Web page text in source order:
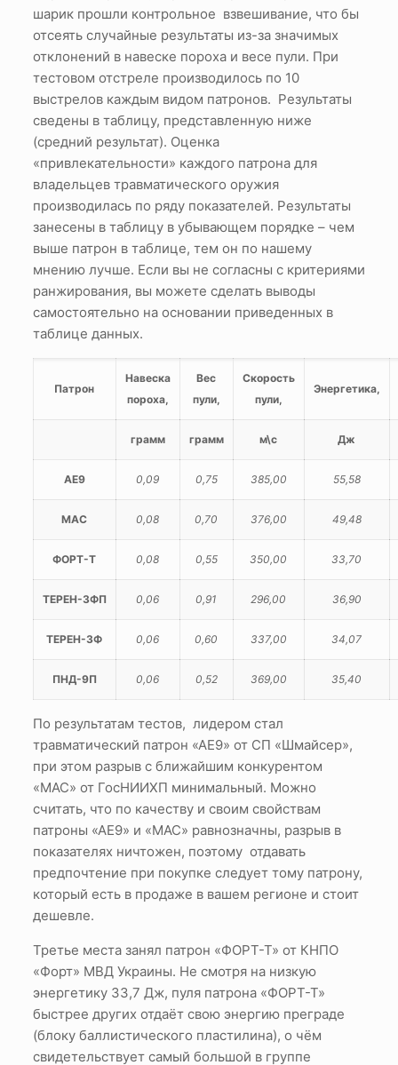
шарик прошли контрольное взвешивание, что бы
отсеять случайные результаты из-за значимых
отклонений в навеске пороха и весе пули. При
тестовом отстреле производилось по 10
выстрелов каждым видом патронов. Результаты
сведены в таблицу, представленную ниже
(средний результат). Оценка
«привлекательности» каждого патрона для
владельцев травматического оружия
производилась по ряду показателей. Результаты
занесены в таблицу в убывающем порядке – чем
выше патрон в таблице, тем он по нашему
мнению лучше. Если вы не согласны с критериями
ранжирования, вы можете сделать выводы
самостоятельно на основании приведенных в
таблице данных.
Патрон
Навеска
пороха,
Вес
пули,
Скорость
пули,
Энергетика,
грамм грамм м\с Дж
АЕ9 0,09 0,75 385,00 55,58
МАС 0,08 0,70 376,00 49,48
ФОРТ-Т 0,08 0,55 350,00 33,70
ТЕРЕН-3ФП 0,06 0,91 296,00 36,90
ТЕРЕН-3Ф 0,06 0,60 337,00 34,07
ПНД-9П 0,06 0,52 369,00 35,40
По результатам тестов, лидером стал
травматический патрон «АЕ9» от СП «Шмайсер»,
при этом разрыв с ближайшим конкурентом
«МАС» от ГосНИИХП минимальный. Можно
считать, что по качеству и своим свойствам
патроны «АЕ9» и «МАС» равнозначны, разрыв в
показателях ничтожен, поэтому отдавать
предпочтение при покупке следует тому патрону,
который есть в продаже в вашем регионе и стоит
дешевле.
Третье места занял патрон «ФОРТ-Т» от КНПО
«Форт» МВД Украины. Не смотря на низкую
энергетику 33,7 Дж, пуля патрона «ФОРТ-Т»
быстрее других отдаёт свою энергию преграде
(блоку баллистического пластилина), о чём
свидетельствует самый большой в группе